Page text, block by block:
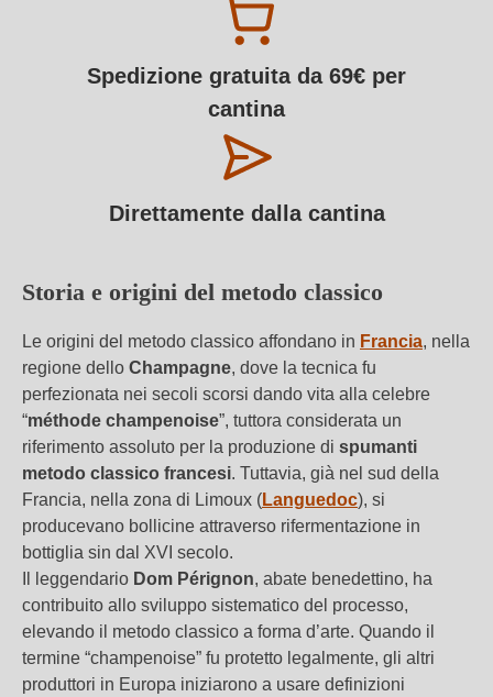
Spedizione gratuita da 69€ per
cantina
Direttamente dalla cantina
Storia e origini del metodo classico
Le origini del metodo classico affondano in Francia, nella
regione dello Champagne, dove la tecnica fu
perfezionata nei secoli scorsi dando vita alla celebre
“méthode champenoise”, tuttora considerata un
riferimento assoluto per la produzione di spumanti
metodo classico francesi. Tuttavia, già nel sud della
Francia, nella zona di Limoux (Languedoc), si
producevano bollicine attraverso rifermentazione in
bottiglia sin dal XVI secolo.
Il leggendario Dom Pérignon, abate benedettino, ha
contribuito allo sviluppo sistematico del processo,
elevando il metodo classico a forma d’arte. Quando il
termine “champenoise” fu protetto legalmente, gli altri
produttori in Europa iniziarono a usare definizioni